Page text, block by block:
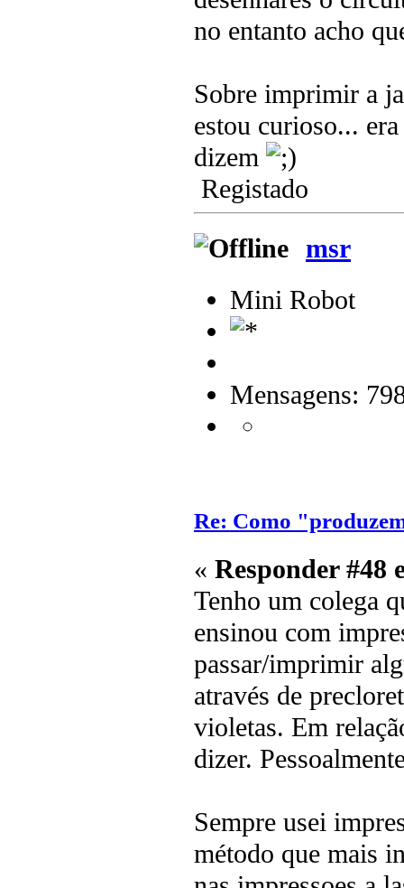
no entanto acho
Sobre imprimir a
estou curioso...
dizem
Registado
msr
Mini Robot
Mensagens:
Re: Como
« Responder #48
Tenho um colega
ensinou com
passar/imprimir
através de
violetas. Em
dizer.
Sempre usei
método que mais